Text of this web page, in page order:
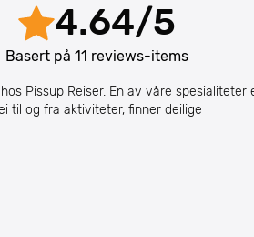
4.64/5
Basert på 11 reviews-items
Pissup Reiser. En av våre
til og fra aktiviteter, finner deilige